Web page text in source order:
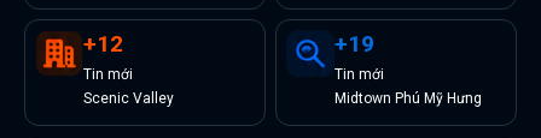
+12
Tin mới
Scenic Valley
+19
Tin mới
Midtown Phú Mỹ Hưng